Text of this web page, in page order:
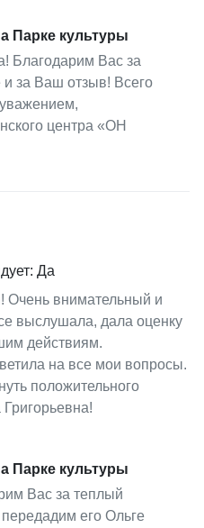
Парке культуры
Благодарим Вас за
за Ваш отзыв! Всего
центра «ОН
Да
Очень внимательный и
выслушала, дала оценку
действиям.
на все мои вопросы.
положительного
Парке культуры
Вас за теплый
его Ольге